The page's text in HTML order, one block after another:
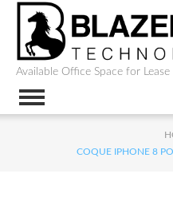
Available Office Space for
COQUE IPHONE 8